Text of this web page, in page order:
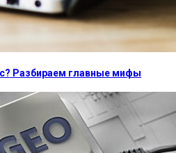
Разбираем главные мифы